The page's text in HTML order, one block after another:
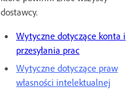
dostawcy.
Wytyczne dotyczące konta i
przesyłania prac
Wytyczne dotyczące praw
własności intelektualnej